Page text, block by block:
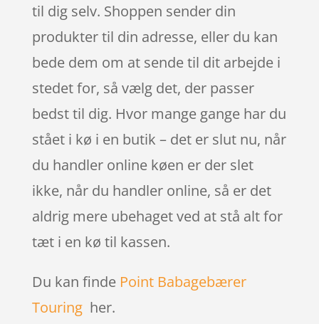
til dig selv. Shoppen sender din
produkter til din adresse, eller du kan
bede dem om at sende til dit arbejde i
stedet for, så vælg det, der passer
bedst til dig. Hvor mange gange har du
stået i kø i en butik – det er slut nu, når
du handler online køen er der slet
ikke, når du handler online, så er det
aldrig mere ubehaget ved at stå alt for
tæt i en kø til kassen.
Du kan finde Point Babagebærer
Touringher.